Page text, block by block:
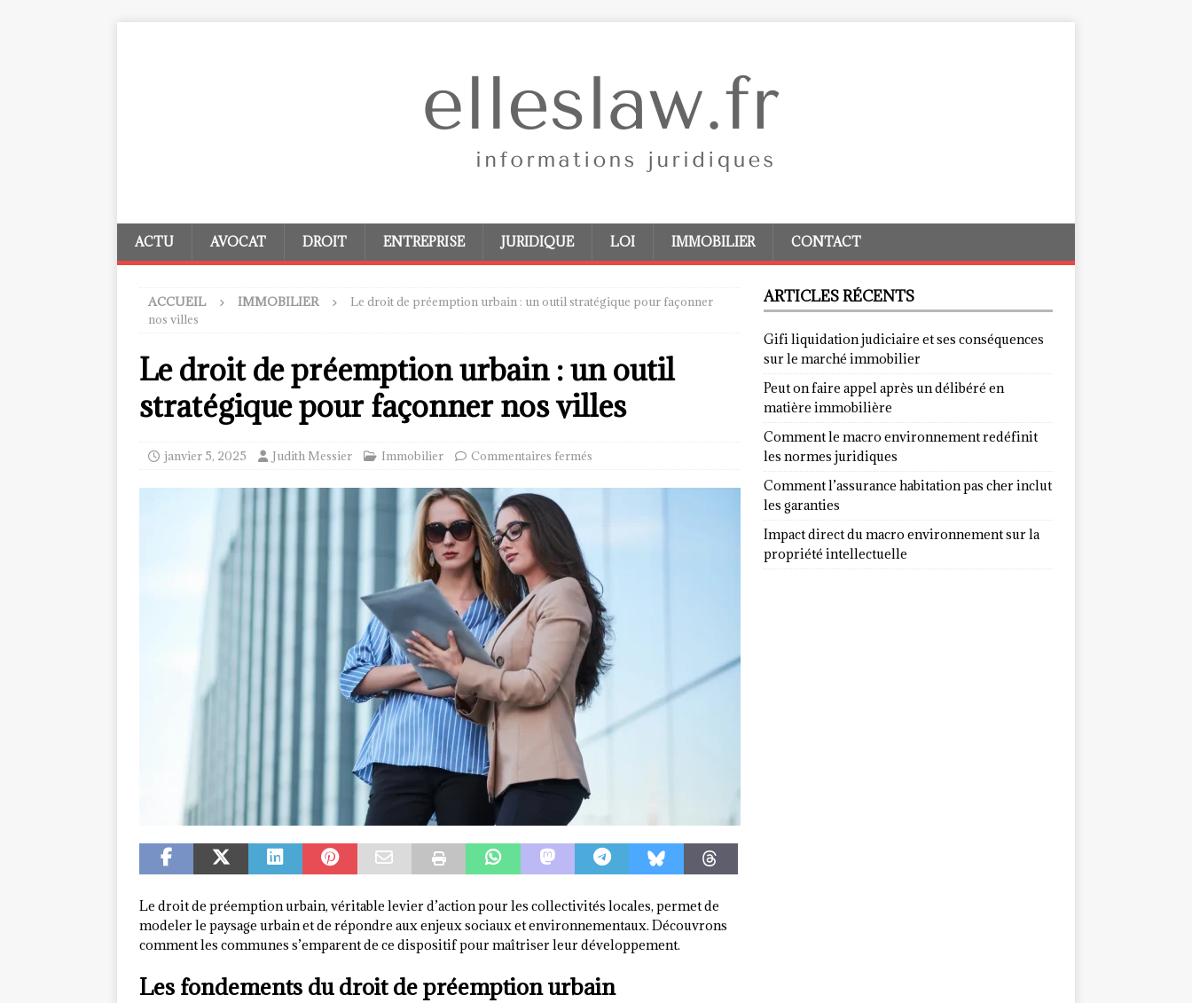
ACTU AVOCAT DROIT ENTREPRISE JURIDIQUE LOI IMMOBILIER CONTACT
ACCUEIL IMMOBILIER
Le droit de préemption urbain : un outil stratégique pour façonner
nos villes
Le droit de préemption urbain : un outil
stratégique pour façonner nos villes
janvier 5, 2025 Judith Messier Immobilier Commentaires fermés
Le droit de préemption urbain, véritable levier d’action pour les collectivités locales, permet de
modeler le paysage urbain et de répondre aux enjeux sociaux et environnementaux. Découvrons
comment les communes s’emparent de ce dispositif pour maîtriser leur développement.
Les fondements du droit de préemption urbain
ARTICLES RÉCENTS
Gifi liquidation judiciaire et ses conséquences
sur le marché immobilier
Peut on faire appel après un délibéré en
matière immobilière
Comment le macro environnement redéfinit
les normes juridiques
Comment l’assurance habitation pas cher inclut
les garanties
Impact direct du macro environnement sur la
propriété intellectuelle